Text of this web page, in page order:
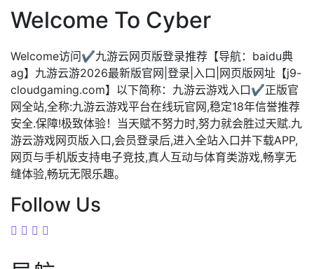
Welcome To Cyber
Welcome访问✔九游云网页版登录推荐【导航：baidu典
ag】九游云游2026最新版官网|登录|入口|网页版网址【j9-
cloudgaming.com】以下简称：九游云游戏入口✔正版官
网全站,全称:九游云游戏平台在线玩官网,稳定18年信誉推荐
安全.保障!极致体验！当天赋不努力时,努力就会胜过天赋.九
游云游戏网页版入口,会员登录后,进入全站入口并下载APP,
网页与手机版支持电子竞技,真人互动与体育类游戏,畅享无
缝体验,畅玩无限乐趣。
Follow Us